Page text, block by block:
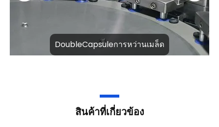
DoubleCapsuleการหว่านเมล็ด
สินค้าที่เกี่ยวข้อง